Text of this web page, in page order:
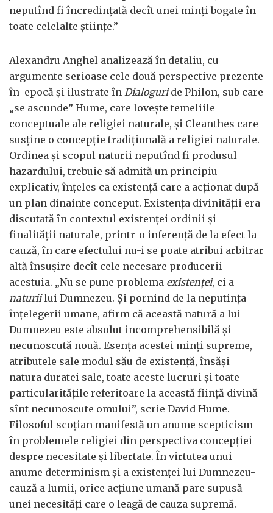
neputînd fi încredințată decît unei minți bogate în
toate celelalte științe.”
Alexandru Anghel analizează în detaliu, cu
argumente serioase cele două perspective prezente
în epocă și ilustrate în Dialoguride Philon, sub care
„se ascunde” Hume, care lovește temeliile
conceptuale ale religiei naturale, și Cleanthes care
susține o concepție tradițională a religiei naturale.
Ordinea și scopul naturii neputînd fi produsul
hazardului, trebuie să admită un principiu
explicativ, înțeles ca existență care a acționat după
un plan dinainte conceput. Existența divinității era
discutată în contextul existenței ordinii și
finalității naturale, printr-o inferență de la efect la
cauză, în care efectului nu-i se poate atribui arbitrar
altă însușire decît cele necesare producerii
acestuia. „Nu se pune problema existenței, ci a
naturiilui Dumnezeu. Și pornind de la neputința
înțelegerii umane, afirm că această natură a lui
Dumnezeu este absolut incomprehensibilă și
necunoscută nouă. Esența acestei minți supreme,
atributele sale modul său de existență, însăși
natura duratei sale, toate aceste lucruri și toate
particularitățile referitoare la această ființă divină
sînt necunoscute omului”, scrie David Hume.
Filosoful scoțian manifestă un anume scepticism
în problemele religiei din perspectiva concepției
despre necesitate și libertate. În virtutea unui
anume determinism și a existenței lui Dumnezeu-
cauză a lumii, orice acțiune umană pare supusă
unei necesități care o leagă de cauza supremă.